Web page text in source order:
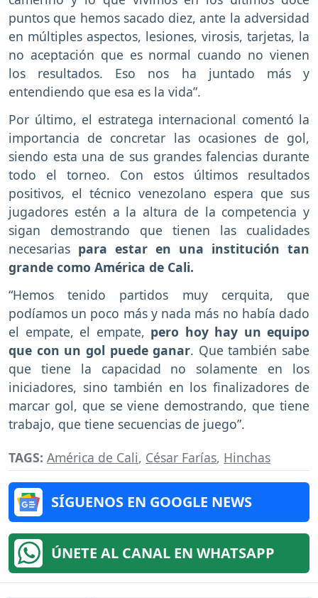
puntos que hemos sacado diez, ante la adversidad
en múltiples aspectos, lesiones, virosis, tarjetas, la
no aceptación que es normal cuando no vienen
los resultados. Eso nos ha juntado más y
entendiendo que esa es la vida”.
Por último, el estratega internacional comentó la
importancia de concretar las ocasiones de gol,
siendo esta una de sus grandes falencias durante
todo el torneo. Con estos últimos resultados
positivos, el técnico venezolano espera que sus
jugadores estén a la altura de la competencia y
sigan demostrando que tienen las cualidades
necesarias para estar en una institución tan
grande como América de Cali.
“Hemos tenido partidos muy cerquita, que
podíamos un poco más y nada más no había dado
el empate, el empate, pero hoy hay un equipo
que con un gol puede ganar. Que también sabe
que tiene la capacidad no solamente en los
iniciadores, sino también en los finalizadores de
marcar gol, que se viene demostrando, que tiene
trabajo, que tiene secuencias de juego”.
TAGS: América de Cali, César Farías, Hinchas
SÍGUENOS EN GOOGLE NEWS
ÚNETE AL CANAL EN WHATSAPP